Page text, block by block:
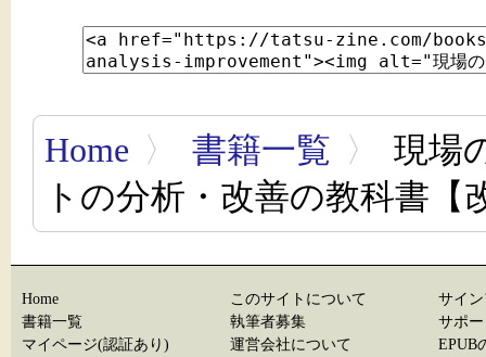
Home 〉 書籍一覧 〉
現場
トの分析・改善の教科書【
Home
書籍一覧
マイページ(認証あり)
このサイトについて
執筆者募集
運営会社について
サイ
サポ
EPUB